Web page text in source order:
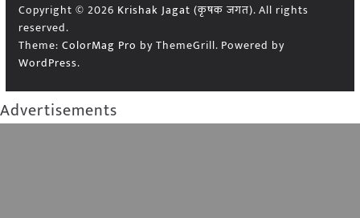
Copyright © 2026 Krishak Jagat (कृषक जगत). All rights
reserved.
Theme: ColorMag Pro by ThemeGrill. Powered by
WordPress.
Advertisements